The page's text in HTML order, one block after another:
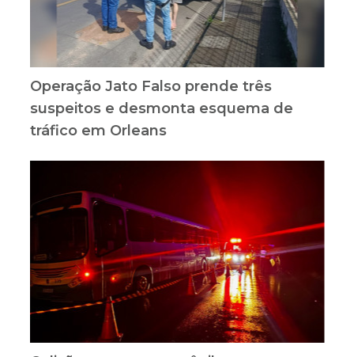
Operação Jato Falso prende três
suspeitos e desmonta esquema de
tráfico em Orleans